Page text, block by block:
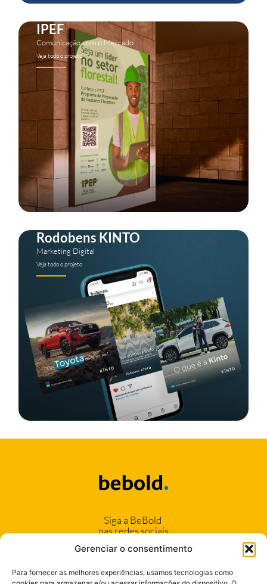
Gerenciar o consentimento
Para fornecer as melhores experiências, usamos tecnologias como
IPEF
Comunicação com o Mercado
Veja todo o projeto
Rodobens KINTO
Marketing Digital
Veja todo o projeto
Siga a BeBold
nas redes sociais